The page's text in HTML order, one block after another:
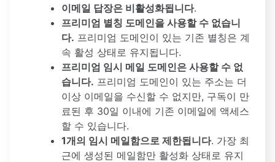
이메일 답장은 비활성화됩니다.
프리미엄 별칭 도메인을 사용할 수 없습니
다. 프리미엄 도메인이 있는 기존 별칭은 계
속 활성 상태로 유지됩니다.
프리미엄 임시 메일 도메인은 사용할 수 없
습니다. 프리미엄 도메인이 있는 주소는 더
이상 이메일을 수신할 수 없지만, 구독이 만
료된 후 30일 이내에 기존 이메일에 액세스
할 수 있습니다.
1개의 임시 메일함으로 제한됩니다. 가장 최
근에 생성된 메일함만 활성화 상태로 유지